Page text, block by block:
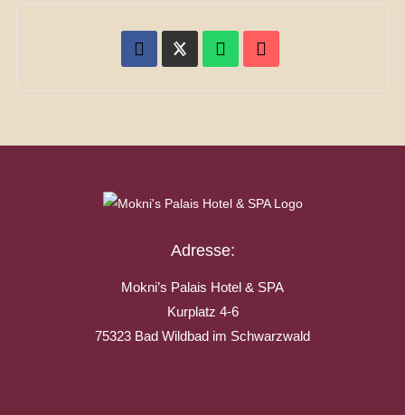
Adresse:
Mokni’s Palais Hotel & SPA
Kurplatz 4-6
75323 Bad Wildbad im Schwarzwald